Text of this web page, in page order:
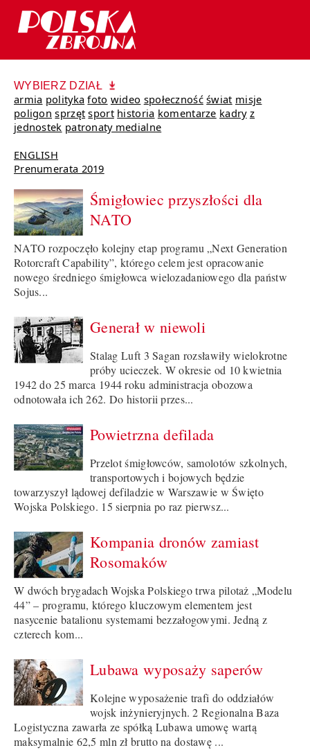
WYBIERZ DZIAŁ
armia polityka foto wideo społeczność świat misje
poligon sprzęt sport historia komentarze kadry z
jednostek patronaty medialne
ENGLISH
Prenumerata 2019
Śmigłowiec przyszłości dla
NATO
NATO rozpoczęło kolejny etap programu „Next Generation
Rotorcraft Capability”, którego celem jest opracowanie
nowego średniego śmigłowca wielozadaniowego dla państw
Sojus...
Generał w niewoli
Stalag Luft 3 Sagan rozsławiły wielokrotne
próby ucieczek. W okresie od 10 kwietnia
1942 do 25 marca 1944 roku administracja obozowa
odnotowała ich 262. Do historii przes...
Powietrzna defilada
Przelot śmigłowców, samolotów szkolnych,
transportowych i bojowych będzie
towarzyszył lądowej defiladzie w Warszawie w Święto
Wojska Polskiego. 15 sierpnia po raz pierwsz...
Kompania dronów zamiast
Rosomaków
W dwóch brygadach Wojska Polskiego trwa pilotaż „Modelu
44” – programu, którego kluczowym elementem jest
nasycenie batalionu systemami bezzałogowymi. Jedną z
czterech kom...
Lubawa wyposaży saperów
Kolejne wyposażenie trafi do oddziałów
wojsk inżynieryjnych. 2 Regionalna Baza
Logistyczna zawarła ze spółką Lubawa umowę wartą
maksymalnie 62,5 mln zł brutto na dostawę ...